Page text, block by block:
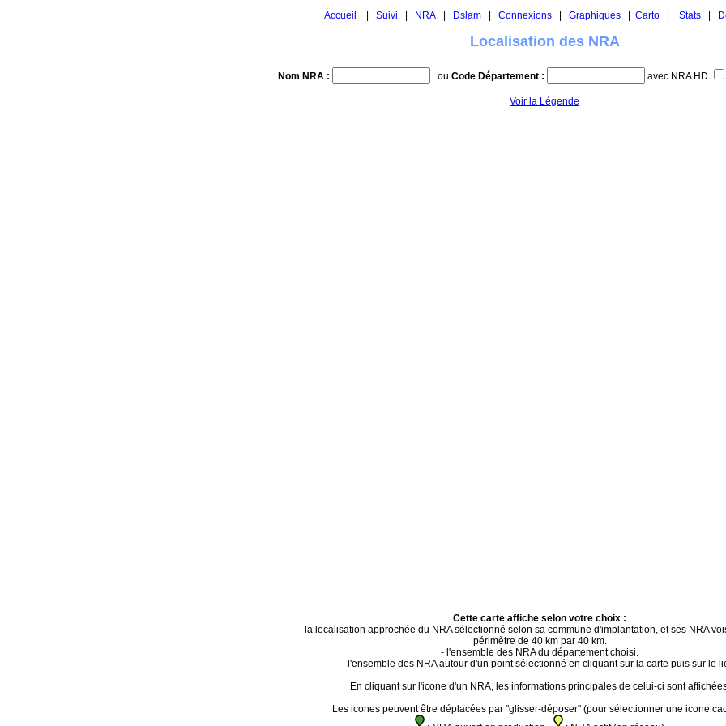
Accueil Suivi NRA Dslam Connexions Graphiques Carto Stats
Localisation des NRA
Nom NRA : ou Code Département : avec NRA HD
Voir la Légende
Cette carte affiche selon votre choix :
- la localisation approchée du NRA sélectionné selon sa commune d'implantation, et ses NRA
périmètre de 40 km par 40 km.
- l'ensemble des NRA du département choisi.
- l'ensemble des NRA autour d'un point sélectionné en cliquant sur la carte puis sur le
En cliquant sur l'icone d'un NRA, les informations principales de celui-ci sont
Les icones peuvent être déplacées par "glisser-déposer" (pour sélectionner une icone